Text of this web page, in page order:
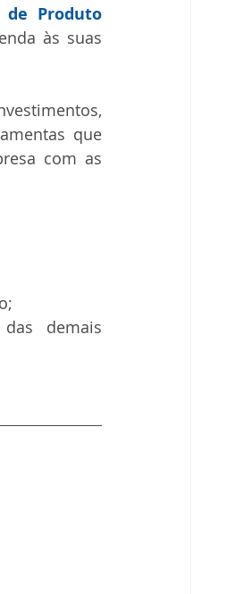
de Produto
às suas
que
com as
demais